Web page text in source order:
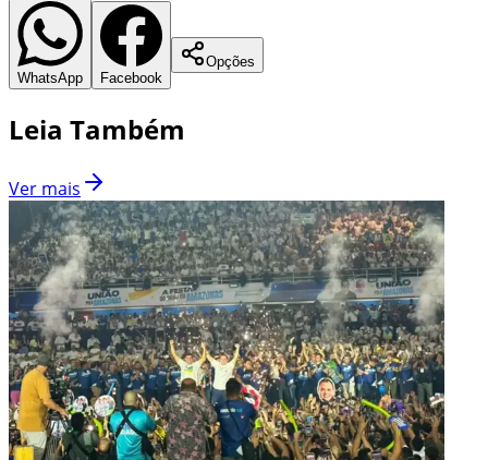
WhatsApp Facebook
Opções
Leia Também
Ver mais